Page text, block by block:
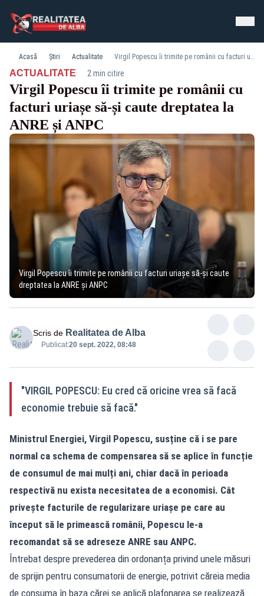
Acasă Știri Actualitate Virgil Popescu îi trimite pe românii cu facturi uriașe să-și caute dreptatea la ANRE și ANPC
ACTUALITATE· 2 min citire
Virgil Popescu îi trimite pe românii cu
facturi uriașe să-și caute dreptatea la
ANRE și ANPC
Virgil Popescu îi trimite pe românii cu facturi uriașe să-și caute
dreptatea la ANRE și ANPC
Scris de Realitatea de Alba
Publicat:20 sept. 2022, 08:48
"VIRGIL POPESCU: Eu cred că oricine vrea să facă
economie trebuie să facă."
Ministrul Energiei, Virgil Popescu, susține că i se pare
normal ca schema de compensarea să se aplice în funcție
de consumul de mai mulți ani, chiar dacă în perioada
respectivă nu exista necesitatea de a economisi. Cât
privește facturile de regularizare uriașe pe care au
început să le primească românii, Popescu le-a
recomandat să se adreseze ANRE sau ANPC.
Întrebat despre prevederea din ordonanța privind unele măsuri
de sprijin pentru consumatorii de energie, potrivit căreia media
de consuma în baza cărei se aplică plafonarea se realizează